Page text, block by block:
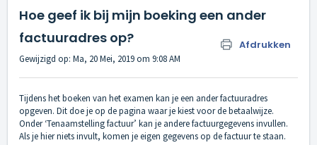
Hoe geef ik bij mijn boeking een ander
factuuradres op?
Afdrukken
Gewijzigd op: Ma, 20 Mei, 2019 om 9:08 AM
Tijdens het boeken van het examen kan je een ander factuuradres
opgeven. Dit doe je op de pagina waar je kiest voor de betaalwijze.
Onder ‘Tenaamstelling factuur’ kan je andere factuurgegevens invullen.
Als je hier niets invult, komen je eigen gegevens op de factuur te staan.